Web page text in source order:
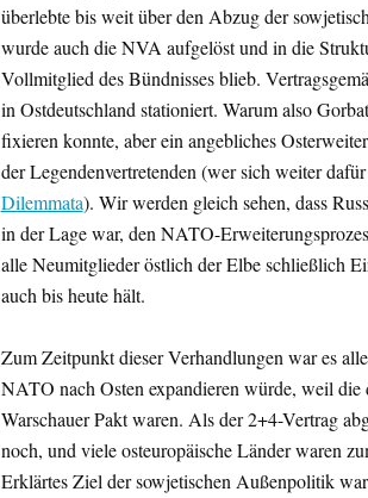
überlebte bis weit über den Abzug der
wurde auch die NVA aufgelöst und in die
Vollmitglied des Bündnisses blieb.
in Ostdeutschland stationiert. Warum also
fixieren konnte, aber ein angebliches
der Legendenvertretenden (wer sich weiter
Dilemmata). Wir werden gleich sehen, dass
in der Lage war, den NATO-
alle Neumitglieder östlich der Elbe schließlich
auch bis heute hält.
Zum Zeitpunkt dieser Verhandlungen war es
NATO nach Osten expandieren würde, weil
Warschauer Pakt waren. Als der 2+4-Vertrag
noch, und viele osteuropäische Länder waren
Erklärtes Ziel der sowjetischen Außenpolitik